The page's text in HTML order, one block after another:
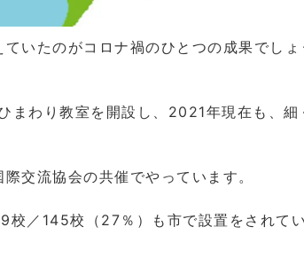
いたのがコロナ禍のひとつの成果でしょ
まわり教室を開設し、2021年現在も、細
交流協会の共催でやっています。
／145校（27％）も市で設置をされて